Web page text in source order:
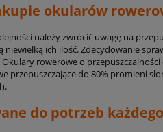
okularów
należy zwrócić uwagę na
ich ilość. Zdecydowanie
rowerowe o
do 80% promieni
do potrzeb